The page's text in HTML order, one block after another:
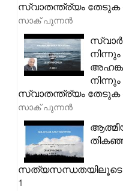
സ്വാതന്ത്ര്യം തേടുക -
സാക് പുന്നൻ
നിന്നും
സ്വാതന്ത്ര്യം തേടുക -
സാക് പുന്നൻ
സത്യസന്ധതയിലൂടെ
1